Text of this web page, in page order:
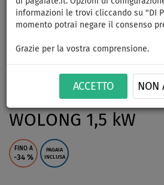
informazioni le trovi cliccando su "DI
momento potrai negare il consenso
Grazie per la vostra comprensione.
ACCETTO NON
CLASSIC B330AD
grey - gommone
con pavimento in
- set: con motore
WOLONG 1,5 kW
FINO A
-34 %
PAGAIA
INCLUSA